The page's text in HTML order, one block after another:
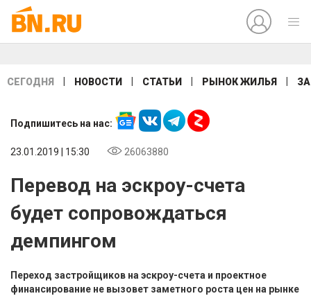
СЕГОДНЯ НОВОСТИ СТАТЬИ РЫНОК ЖИЛЬЯ
Подпишитесь на нас:
23.01.2019 | 15:30 26063880
Перевод на эскроу-счета
будет сопровождаться
демпингом
Переход застройщиков на эскроу-счета и проектное
финансирование не вызовет заметного роста цен на рынке